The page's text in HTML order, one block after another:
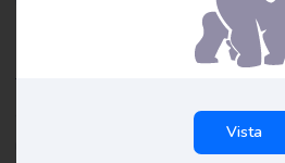
Recensioni su
Tutte le recensioni di RUDY su Review
consumatori reali con esperienze
noi o da altri e riflettono le esperienze
Vista